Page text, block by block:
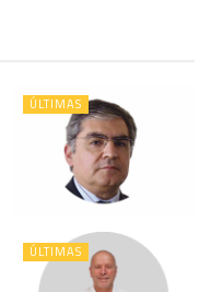
ÚLTIMAS
ÚLTIMAS